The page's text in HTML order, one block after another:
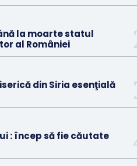
la moarte statul
al României
din Siria esenţială
: încep să fie căutate